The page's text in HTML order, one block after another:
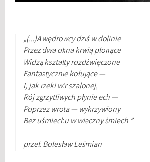
„(…)A wędrowcy dziś w dolinie
Przez dwa okna krwią płonące
Widzą kształty rozdźwięczone
Fantastycznie kołujące —
I, jak rzeki wir szalonej,
Rój zgrzytliwych płynie ech —
Poprzez wrota — wykrzywiony
Bez uśmiechu w wieczny śmiech.”
przeł. Bolesław Leśmian